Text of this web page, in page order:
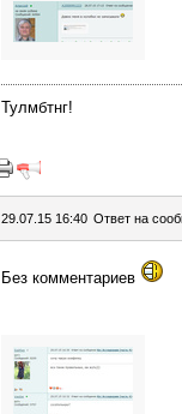
Тулмбтнг!
29.07.15 16:40 Ответ на
Без комментариев